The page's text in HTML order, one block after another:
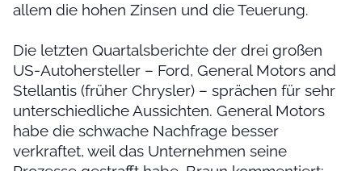
allem die hohen Zinsen und die Teuerung.
Die letzten Quartalsberichte der drei großen
US-Autohersteller – Ford, General Motors and
Stellantis (früher Chrysler) – sprächen für sehr
unterschiedliche Aussichten. General Motors
habe die schwache Nachfrage besser
verkraftet, weil das Unternehmen seine